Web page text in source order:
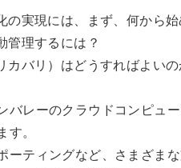
の実現には、まず、何から始
管理するには？
カバリ）はどうすればよいの
バレーのクラウドコンピュ
す。
ーティングなど、さまざま